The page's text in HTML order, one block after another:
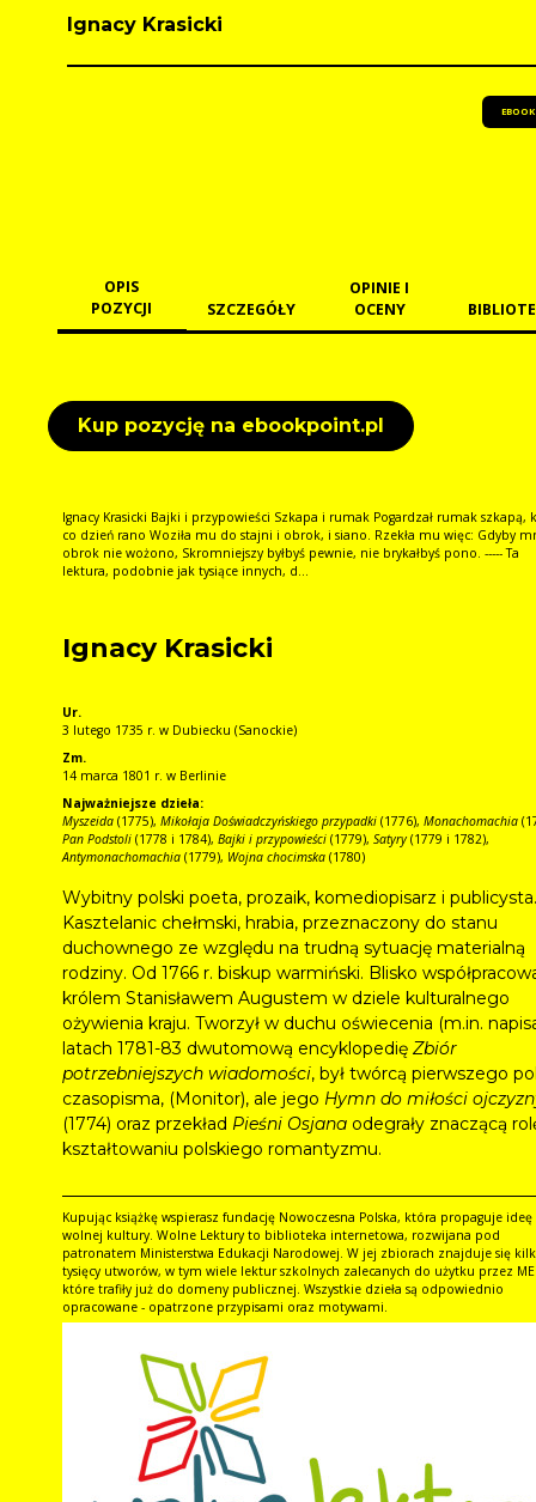
Ignacy Krasicki
EBOOK
OPIS
POZYCJI
SZCZEGÓŁY
OPINIE I
OCENY
Kup pozycję na ebookpoint.pl
Ignacy Krasicki Bajki i przypowieści Szkapa i rumak Pogardzał rumak szkapą,
co dzień rano Woziła mu do stajni i obrok, i siano. Rzekła mu więc: Gdyby
obrok nie wożono, Skromniejszy byłbyś pewnie, nie brykałbyś pono. ----- Ta
lektura, podobnie jak tysiące innych, d...
Ignacy Krasicki
Ur.
3 lutego 1735 r. w Dubiecku (Sanockie)
Zm.
14 marca 1801 r. w Berlinie
Najważniejsze dzieła:
Myszeida (1775), Mikołaja Doświadczyńskiego przypadki (1776), Monachomachia
Pan Podstoli (1778 i 1784), Bajki i przypowieści (1779), Satyry (1779 i 1782),
Antymonachomachia (1779), Wojna chocimska (1780)
Wybitny polski poeta, prozaik, komediopisarz i publicysta.
Kasztelanic chełmski, hrabia, przeznaczony do stanu
duchownego ze względu na trudną sytuację materialną
rodziny. Od 1766 r. biskup warmiński. Blisko
królem Stanisławem Augustem w dziele kulturalnego
ożywienia kraju. Tworzył w duchu oświecenia (m.in.
latach 1781-83 dwutomową encyklopedię Zbiór
potrzebniejszych wiadomości, był twórcą pierwszego
czasopisma, (Monitor), ale jego Hymn do miłości
(1774) oraz przekład Pieśni Osjana odegrały znaczącą
kształtowaniu polskiego romantyzmu.
Kupując książkę wspierasz fundację Nowoczesna Polska, która propaguje ideę
wolnej kultury. Wolne Lektury to biblioteka internetowa, rozwijana pod
patronatem Ministerstwa Edukacji Narodowej. W jej zbiorach znajduje się
tysięcy utworów, w tym wiele lektur szkolnych zalecanych do użytku przez
które trafiły już do domeny publicznej. Wszystkie dzieła są odpowiednio
opracowane - opatrzone przypisami oraz motywami.